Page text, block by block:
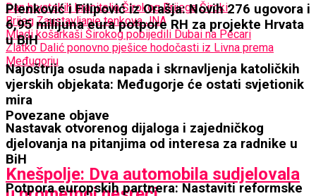
Dan hrvatskih branitelja Širokog Brijega Široki
Brijeg Zaustavljanje tenkova JNA
Mladi košarkaši Širokog pobijedili Dubai na Pecari
Zlatko Dalić ponovno pješice hodočasti iz Livna prema
Međugorju
Povezane objave
Knešpolje: Dva automobila sudjelovala
Plenković i Filipović iz Orašja: Novih 276 ugovora i
6,95 milijuna eura potpore RH za projekte Hrvata
u BiH
Najoštrija osuda napada i skrnavljenja katoličkih
vjerskih objekata: Međugorje će ostati svjetionik
mira
Nastavak otvorenog dijaloga i zajedničkog
djelovanja na pitanjima od interesa za radnike u
BiH
Potpora europskih partnera: Nastaviti reformske